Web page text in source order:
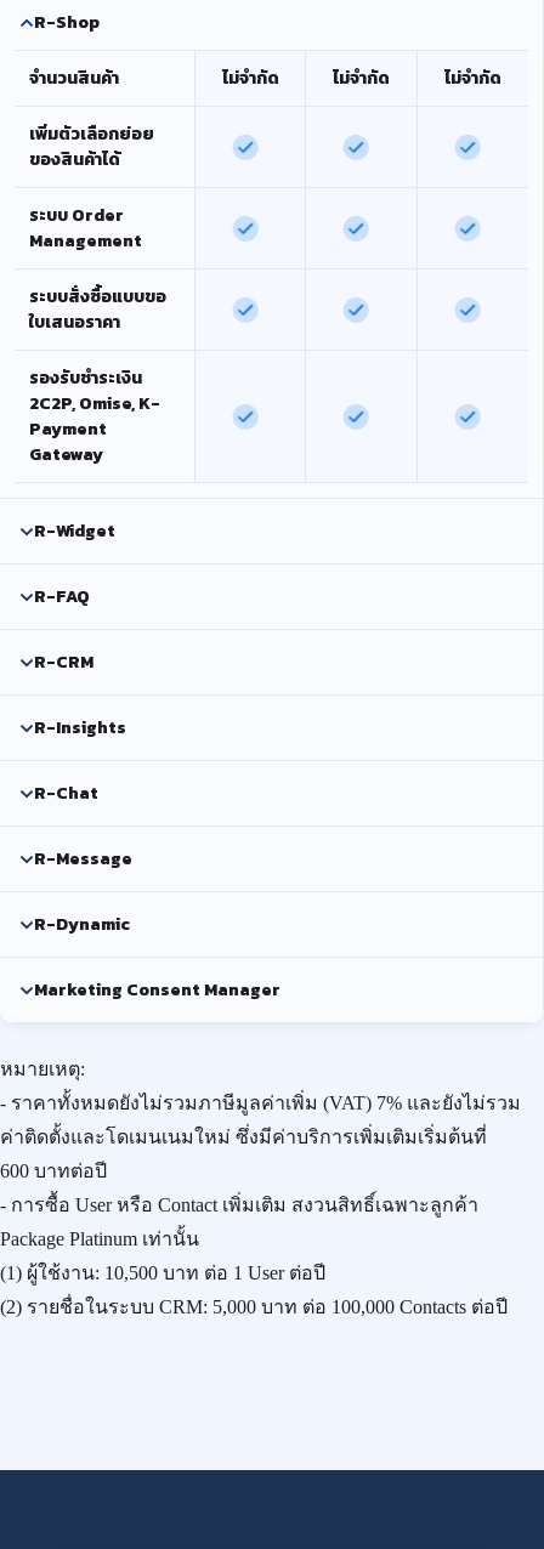
R-Shop
จำนวนสินค้า ไม่จำกัด ไม่จำกัด ไม่จำกัด
เพิ่มตัวเลือกย่อย
ของสินค้าได้
ระบบ Order
Management
ระบบสั่งซื้อแบบขอ
ใบเสนอราคา
รองรับชำระเงิน
2C2P, Omise, K-
Payment
Gateway
R-Widget
R-FAQ
R-CRM
R-Insights
R-Chat
R-Message
R-Dynamic
Marketing Consent Manager
หมายเหตุ:
- ราคาทั้งหมดยังไม่รวมภาษีมูลค่าเพิ่ม (VAT) 7% และยังไม่รวม
ค่าติดตั้งและโดเมนเนมใหม่ ซึ่งมีค่าบริการเพิ่มเติมเริ่มต้นที่
600 บาทต่อปี
- การซื้อ User หรือ Contact เพิ่มเติม สงวนสิทธิ์เฉพาะลูกค้า
Package Platinum เท่านั้น
(1) ผู้ใช้งาน: 10,500 บาท ต่อ 1 User ต่อปี
(2) รายชื่อในระบบ CRM: 5,000 บาท ต่อ 100,000 Contacts ต่อปี